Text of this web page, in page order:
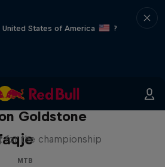
States of America
?
for Milliseconds:
Goldstone
for the championship
MTB